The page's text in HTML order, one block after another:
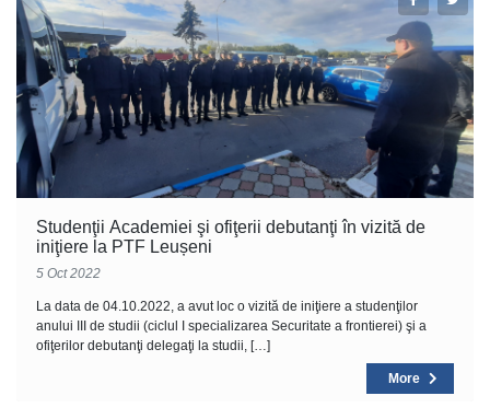
Studenţii Academiei şi ofiţerii debutanţi în vizită de
iniţiere la PTF Leușeni
5 Oct 2022
La data de 04.10.2022, a avut loc o vizită de iniţiere a studenţilor
anului III de studii (ciclul I specializarea Securitate a frontierei) şi a
ofiţerilor debutanţi delegaţi la studii, […]
More